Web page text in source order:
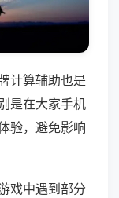
计算辅助也是
是在大家手机
验，避免影响
戏中遇到部分